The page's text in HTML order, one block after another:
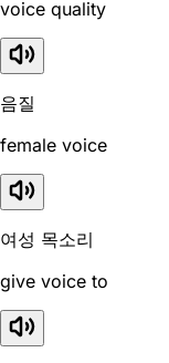
voice quality
음질
female voice
여성 목소리
give voice to